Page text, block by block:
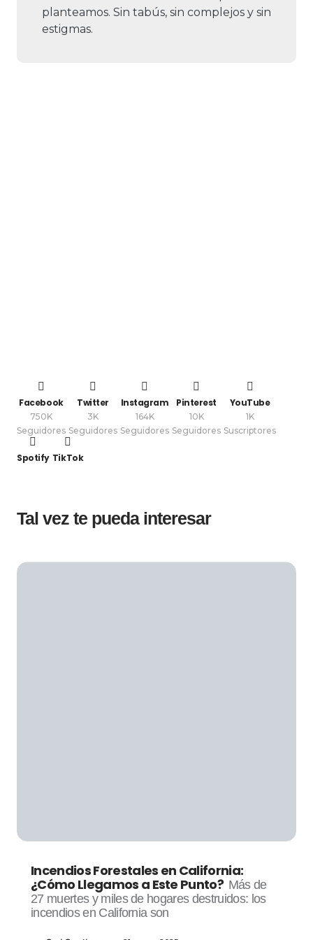
planteamos. Sin tabús, sin complejos y sin
estigmas.
Facebook
750K
Seguidores
Twitter
3K
Seguidores
Instagram
164K
Seguidores
Pinterest
10K
Seguidores
YouTube
1K
Suscriptores
Spotify TikTok
Tal vez te pueda interesar
Incendios Forestales en California:
¿Cómo Llegamos a Este Punto? Más de
27 muertes y miles de hogares destruidos: los
incendios en California son